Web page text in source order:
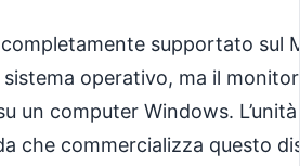
supportato sul
sistema operativo, ma il
un computer Windows.
che commercializza questo